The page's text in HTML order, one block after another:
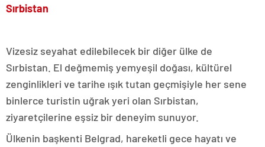
Sırbistan
Vizesiz seyahat edilebilecek bir diğer ülke de
Sırbistan. El değmemiş yemyeşil doğası, kültürel
zenginlikleri ve tarihe ışık tutan geçmişiyle her sene
binlerce turistin uğrak yeri olan Sırbistan,
ziyaretçilerine eşsiz bir deneyim sunuyor.
Ülkenin başkenti Belgrad, hareketli gece hayatı ve